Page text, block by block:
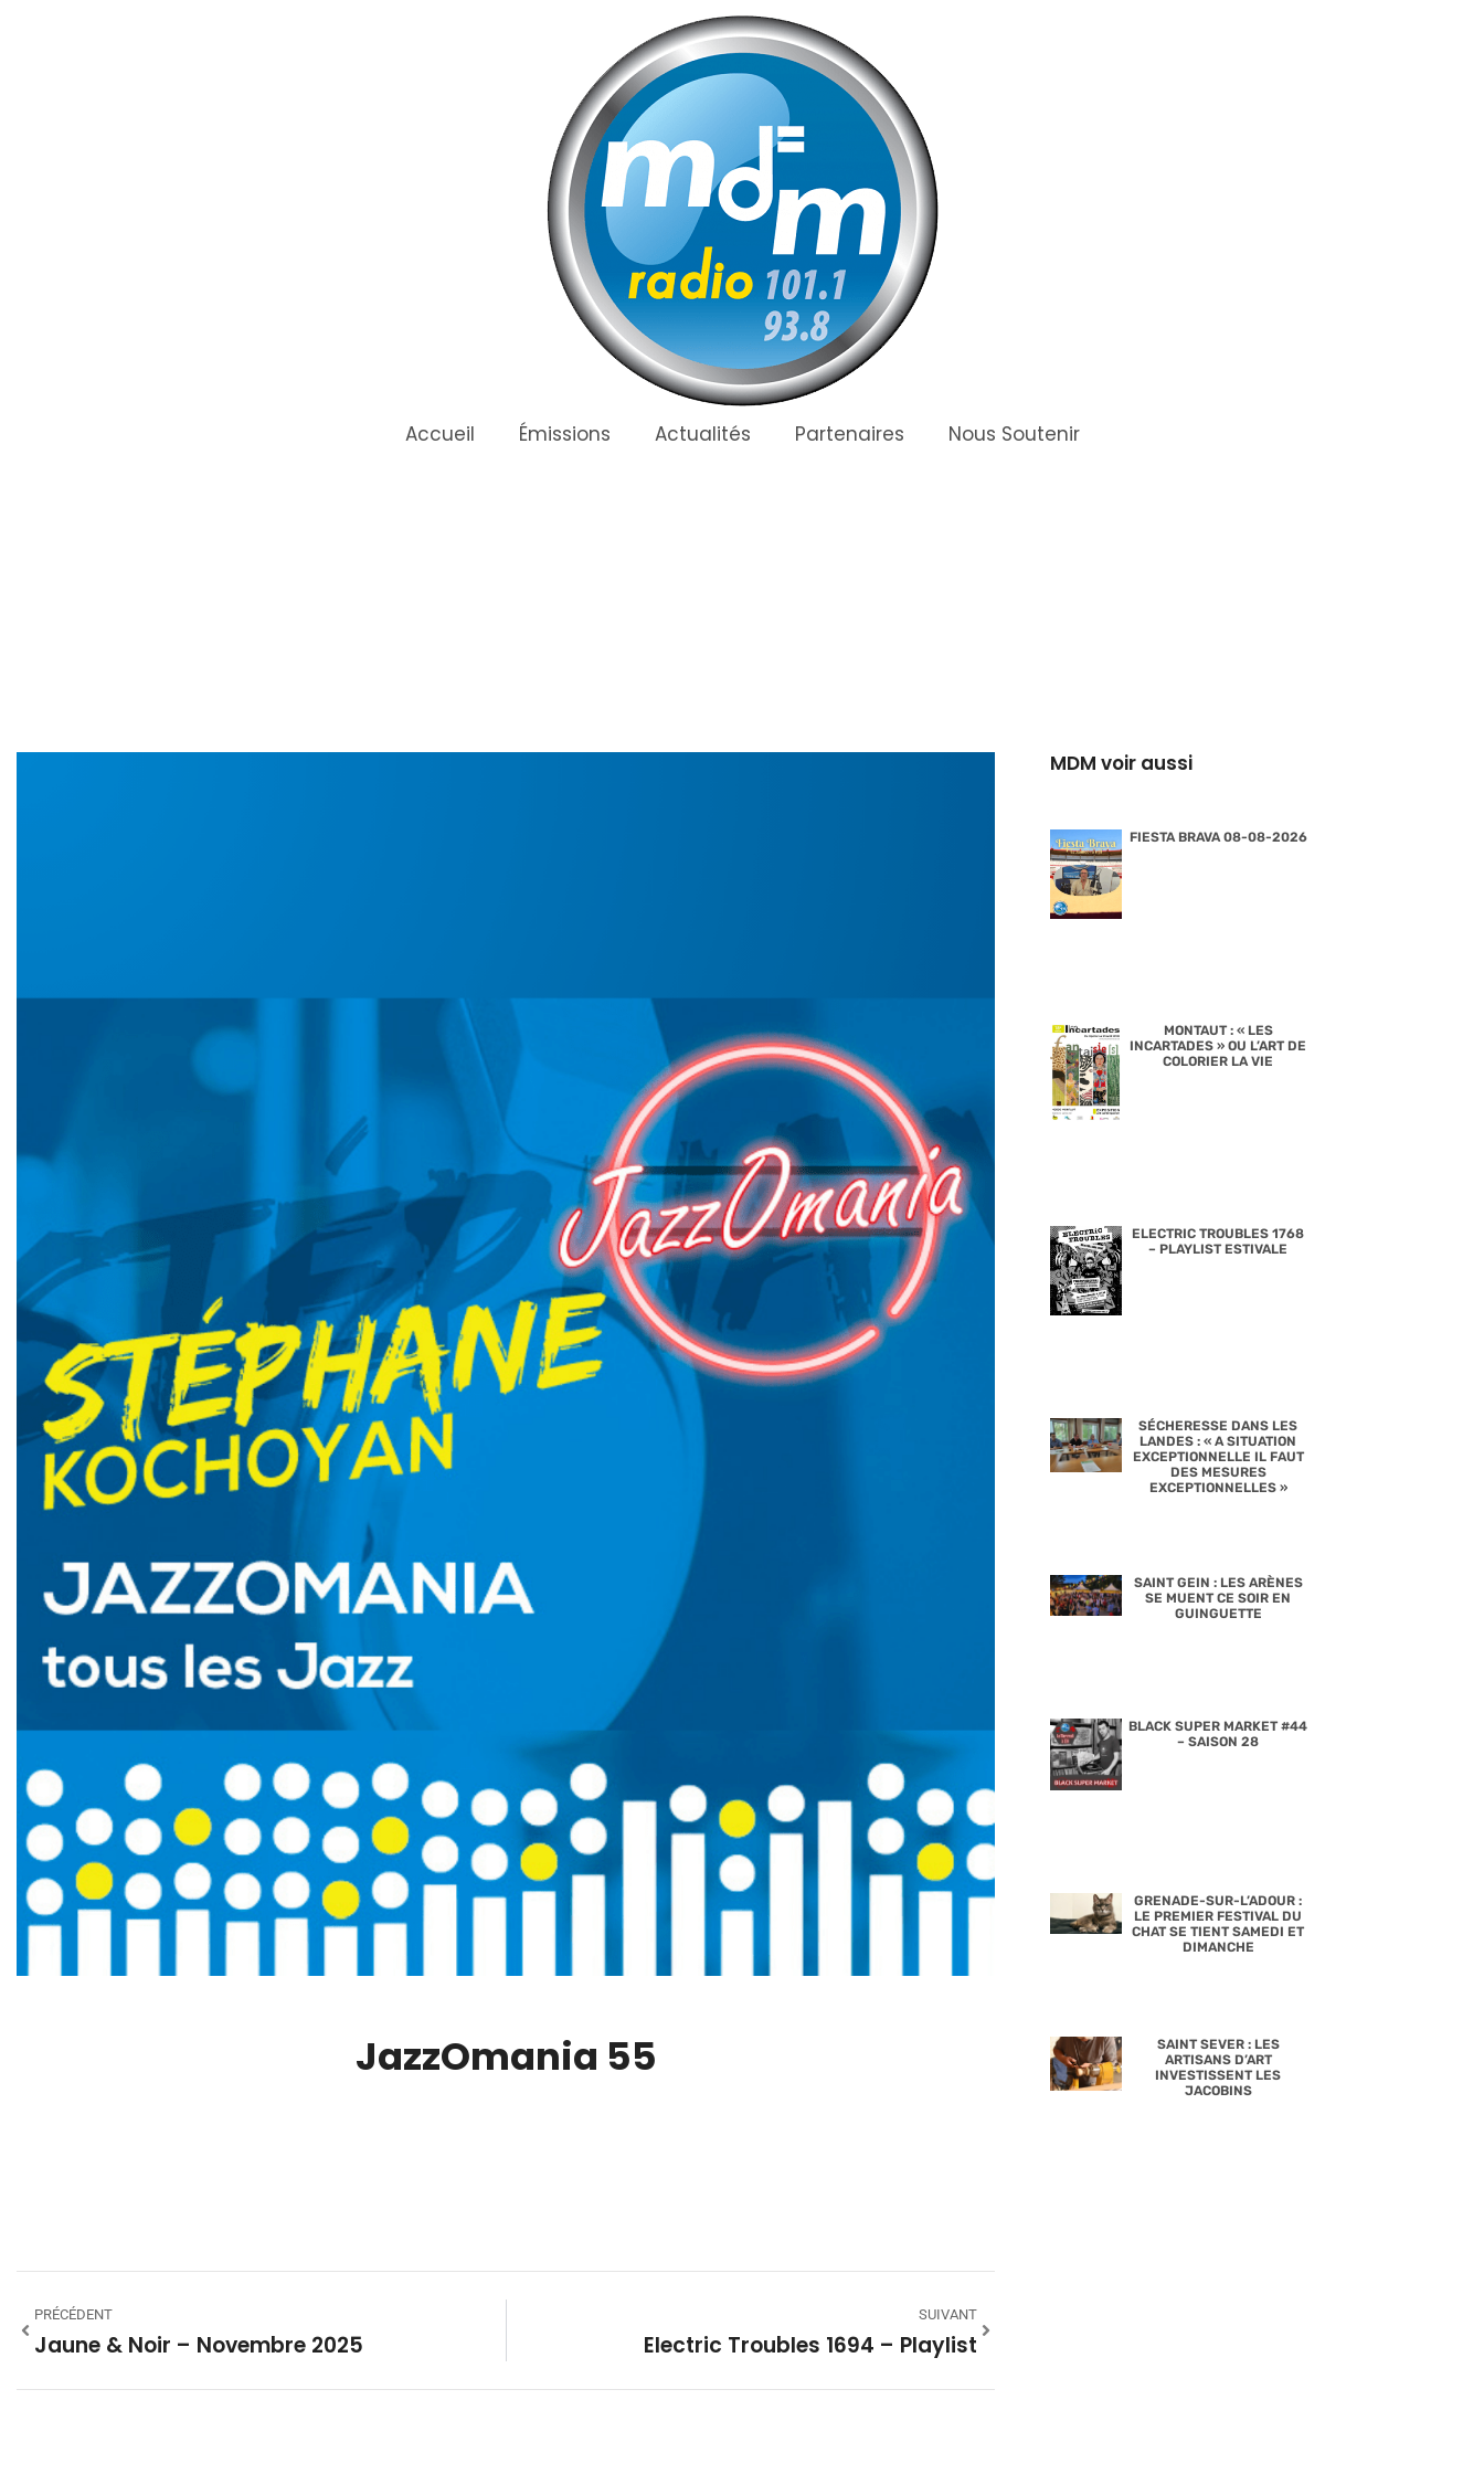
Accueil Émissions Actualités Partenaires Nous Soutenir
JazzOmania 55
PRÉCÉDENT
Jaune & Noir – Novembre 2025
SUIVANT
Electric Troubles 1694 – Playlist
MDM voir aussi
FIESTA BRAVA 08-08-2026
MONTAUT : « LES
INCARTADES » OU L’ART DE
COLORIER LA VIE
ELECTRIC TROUBLES 1768
– PLAYLIST ESTIVALE
SÉCHERESSE DANS LES
LANDES : « A SITUATION
EXCEPTIONNELLE IL FAUT
DES MESURES
EXCEPTIONNELLES »
SAINT GEIN : LES ARÈNES
SE MUENT CE SOIR EN
GUINGUETTE
BLACK SUPER MARKET #44
– SAISON 28
GRENADE-SUR-L’ADOUR :
LE PREMIER FESTIVAL DU
CHAT SE TIENT SAMEDI ET
DIMANCHE
SAINT SEVER : LES
ARTISANS D’ART
INVESTISSENT LES
JACOBINS